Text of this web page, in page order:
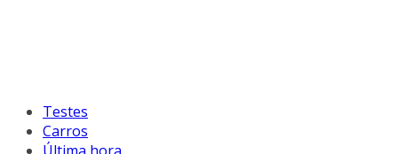
Testes
Carros